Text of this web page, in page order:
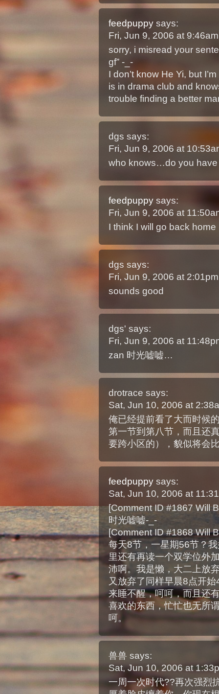
feedpuppy says:
Fri, Jun 9, 2006 at
sorry, i misread your
gf” -_-
I don’t know He Yi, but
is in drama club and
trouble finding a better
dgs says:
Fri, Jun 9, 2006 at
who knows…do you have
feedpuppy says:
Fri, Jun 9, 2006 at
I think I will go back home
dgs says:
Fri, Jun 9, 2006 at
sounds good
dgs' says:
Fri, Jun 9, 2006 at
zan 时光嘘嘘…
drotrace says:
Sat, Jun 10, 2006 at
俺已经提前看了大而时候
第一节到第八节，而且还
要跨小区的），貌似将会
feedpuppy says:
Sat, Jun 10, 2006 at
[Comment ID #1867 Will
时光嘘嘘-_-
[Comment ID #1868 Will
每天8节，一星期56节？
里还有再读一个双学位外
沛啊。我是懒，大二上放
又放弃了同样早晨8点开
来睡不醒，呵呵，而且还
喜欢的东西，忙忙也无所
呵。
兽兽 says:
Sat, Jun 10, 2006 at
一周一次时代??再次强烈